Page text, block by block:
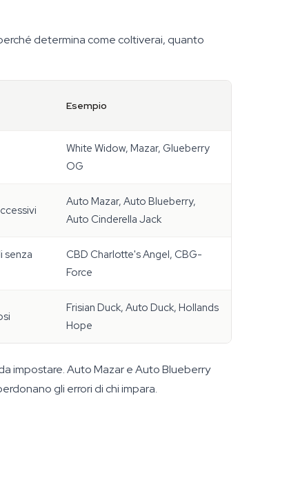
determina come coltiverai, quanto
Esempio
White Widow, Mazar, Glueberry
OG
Auto Mazar, Auto Blueberry,
Auto Cinderella Jack
senza
CBD Charlotte's Angel, CBG-
Force
Frisian Duck, Auto Duck, Hollands
Hope
impostare. Auto Mazar e Auto Blueberry
gli errori di chi impara.